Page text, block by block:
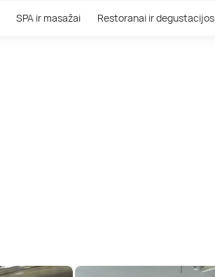
SPA ir masažai Restoranai ir degustacijos